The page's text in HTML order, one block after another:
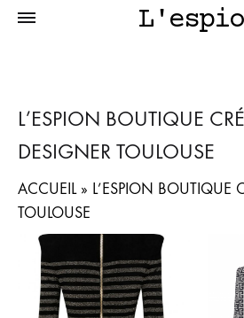
L’ESPION BOUTIQUE
DESIGNER TOULOUSE
ACCUEIL» L’ESPION BOUTIQUE
TOULOUSE